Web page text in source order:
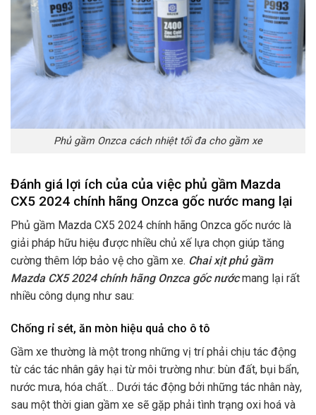
Phủ gầm Onzca cách nhiệt tối đa cho gầm xe
Đánh giá lợi ích của của việc phủ gầm Mazda
CX5 2024 chính hãng Onzca gốc nước mang lại
Phủ gầm Mazda CX5 2024 chính hãng Onzca gốc nước là
giải pháp hữu hiệu được nhiều chủ xế lựa chọn giúp tăng
cường thêm lớp bảo vệ cho gầm xe. Chai xịt phủ gầm
Mazda CX5 2024 chính hãng Onzca gốc nước mang lại rất
nhiều công dụng như sau:
Chống rỉ sét, ăn mòn hiệu quả cho ô tô
Gầm xe thường là một trong những vị trí phải chịu tác động
từ các tác nhân gây hại từ môi trường như: bùn đất, bụi bẩn,
nước mưa, hóa chất… Dưới tác động bởi những tác nhân này,
sau một thời gian gầm xe sẽ gặp phải tình trạng oxi hoá và